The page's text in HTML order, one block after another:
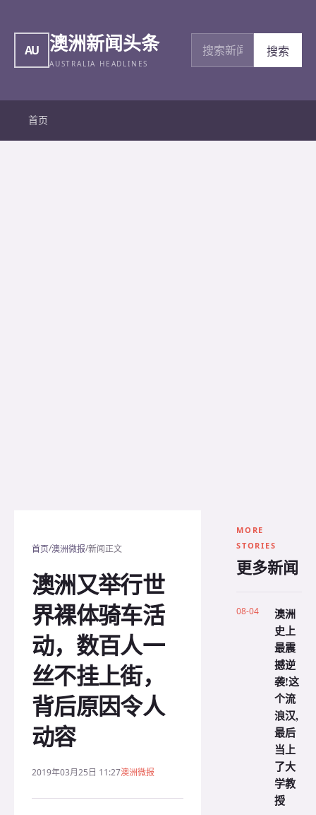
AU 澳洲新闻头条
AUSTRALIA HEADLINES
搜索新闻
搜索
首页
首页/澳洲微报/新闻正文
澳洲又举行世
界裸体骑车活
动，数百人一
丝不挂上街，
背后原因令人
动容
2019年03月25日 11:27澳洲微报
MORE
STORIES
更多新闻
08-04
澳洲
史上
最震
撼逆
袭!这
个流
浪汉,
最后
当上
了大
学教
授